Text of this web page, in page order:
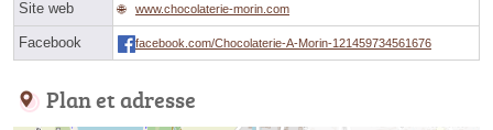
Site web www.chocolaterie-morin.com
Facebook facebook.com/Chocolaterie-A-Morin-121459734561676
Plan et adresse